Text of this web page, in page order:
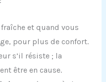
et quand vous
pour plus de confort.
s’il résiste ; la
être en cause.